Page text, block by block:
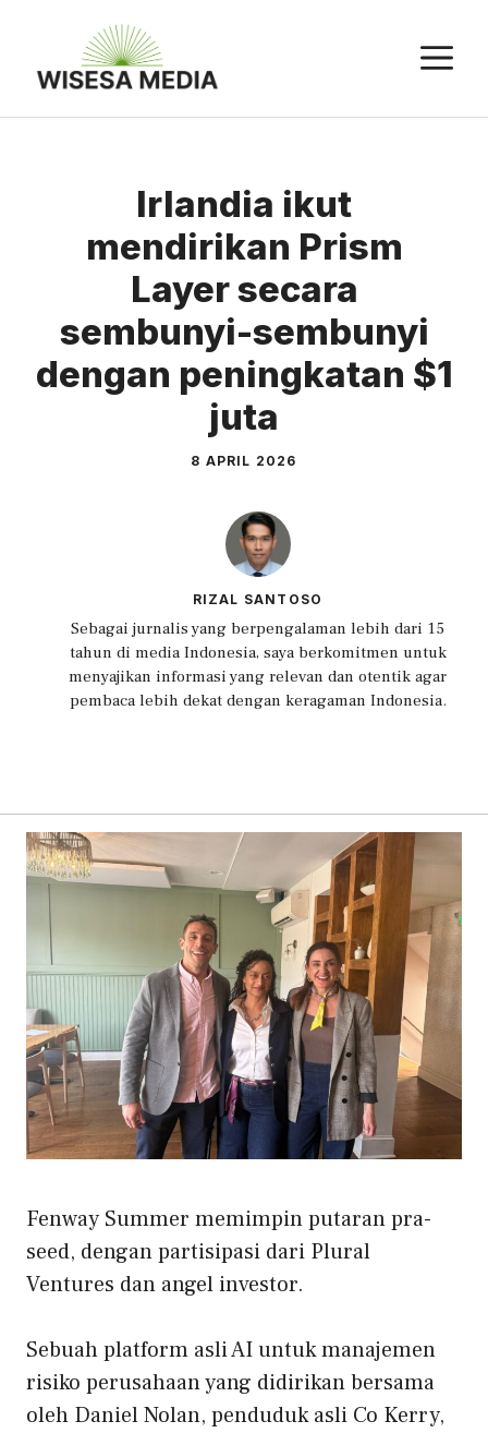
Irlandia ikut
mendirikan Prism
Layer secara
sembunyi-sembunyi
dengan peningkatan $1
juta
8 APRIL 2026
RIZAL SANTOSO
Sebagai jurnalis yang berpengalaman lebih dari 15
tahun di media Indonesia, saya berkomitmen untuk
menyajikan informasi yang relevan dan otentik agar
pembaca lebih dekat dengan keragaman Indonesia.
Fenway Summer memimpin putaran pra-
seed, dengan partisipasi dari Plural
Ventures dan angel investor.
Sebuah platform asli AI untuk manajemen
risiko perusahaan yang didirikan bersama
oleh Daniel Nolan, penduduk asli Co Kerry,